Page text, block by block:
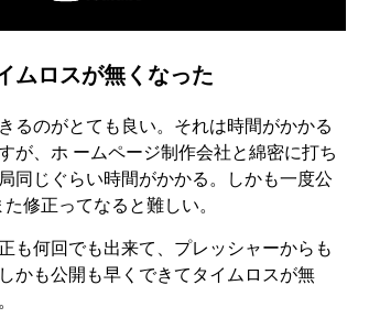
ムロスが無くなった
るのがとても良い。それは時間がかかる
が、ホ ームページ制作会社と綿密に打ち
同じぐらい時間がかかる。しかも一度公
修正ってなると難しい。
も何回でも出来て、プレッシャーからも
かも公開も早くできてタイムロスが無